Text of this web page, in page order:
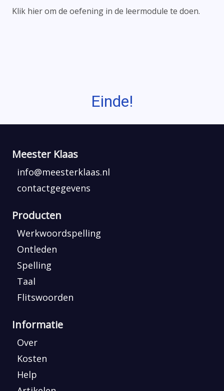
Klik hier om de oefening in de leermodule te doen.
Einde!
Meester Klaas
info@meesterklaas.nl
contactgegevens
Producten
Werkwoordspelling
Ontleden
Spelling
Taal
Flitswoorden
Informatie
Over
Kosten
Help